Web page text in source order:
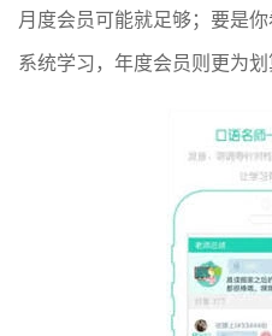
月度会员可能就足够；要是
系统学习，年度会员则更为划